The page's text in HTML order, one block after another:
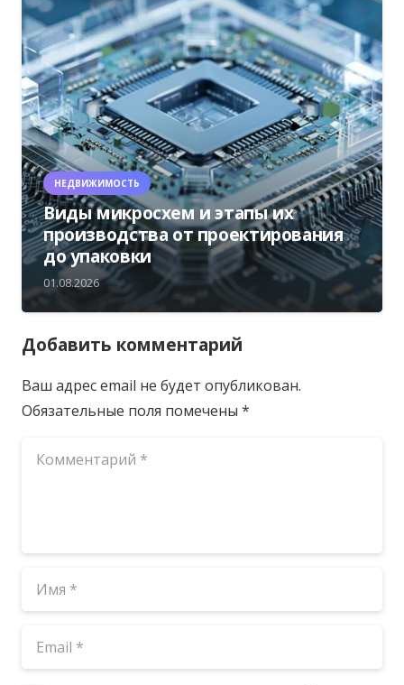
НЕДВИЖИМОСТЬ
Виды микросхем и этапы их
производства от проектирования
до упаковки
01.08.2026
Добавить комментарий
Ваш адрес email не будет опубликован.
Обязательные поля помечены *